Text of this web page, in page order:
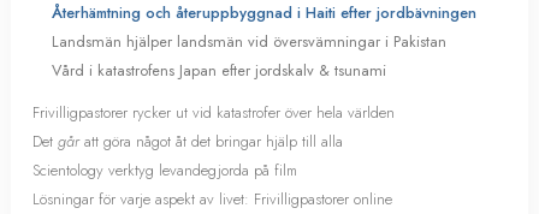
Återhämtning och återuppbyggnad i Haiti efter jordbävningen
Landsmän hjälper landsmän vid översvämningar i Pakistan
Vård i katastrofens Japan efter jordskalv & tsunami
Frivilligpastorer rycker ut vid katastrofer över hela världen
Det gåratt göra något åt det bringar hjälp till alla
Scientology verktyg levandegjorda på film
Lösningar för varje aspekt av livet: Frivilligpastorer online